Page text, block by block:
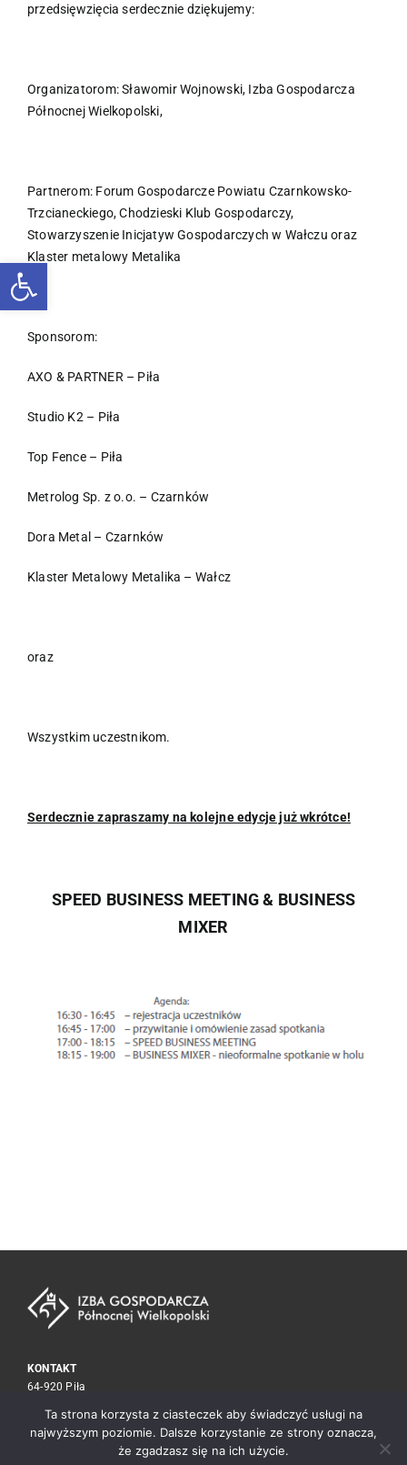
Otwórz pasek narzędzi
przedsięwzięcia serdecznie dziękujemy:
Organizatorom: Sławomir Wojnowski, Izba Gospodarcza
Północnej Wielkopolski,
Partnerom: Forum Gospodarcze Powiatu Czarnkowsko-
Trzcianeckiego, Chodzieski Klub Gospodarczy,
Stowarzyszenie Inicjatyw Gospodarczych w Wałczu oraz
Klaster metalowy Metalika
Sponsorom:
AXO & PARTNER – Piła
Studio K2 – Piła
Top Fence – Piła
Metrolog Sp. z o.o. – Czarnków
Dora Metal – Czarnków
Klaster Metalowy Metalika – Wałcz
oraz
Wszystkim uczestnikom.
Serdecznie zapraszamy na kolejne edycje już wkrótce!
SPEED BUSINESS MEETING & BUSINESS
MIXER
KONTAKT
64-920 Piła
tel./fax67 212 30 59
biuro@izba.pila.pl
Ta strona korzysta z ciasteczek aby świadczyć usługi na
najwyższym poziomie. Dalsze korzystanie ze strony oznacza,
że zgadzasz się na ich użycie.